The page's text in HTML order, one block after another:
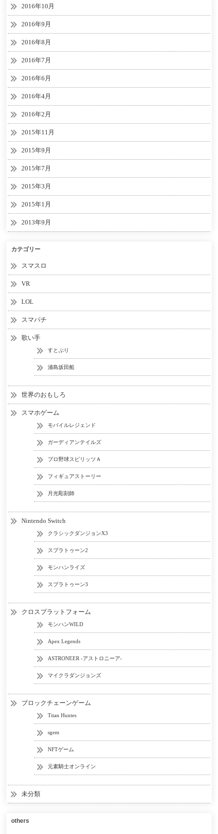
2016年10月
2016年9月
2016年8月
2016年7月
2016年6月
2016年4月
2016年2月
2015年11月
2015年9月
2015年7月
2015年3月
2015年1月
2013年9月
カテゴリー
スマスロ
VR
LOL
スマパチ
歌い手
すとぷり
浦島坂田船
世界のおもしろ
スマホゲーム
モバイルレジェンド
ガーディアンテイルズ
プロ野球スピリッツＡ
フィギュアストーリー
月光彫刻師
Nintendo Switch
クラシックダンジョンX3
スプラトゥーン2
モンハンライズ
スプラトゥーン3
クロスプラットフォーム
モンハンWILD
Apex Legends
ASTRONEER -アストロニーア-
マイクラダンジョンズ
ブロックチェーンゲーム
Titan Huntes
sgem
NFTゲーム
元素騎士オンライン
未分類
others